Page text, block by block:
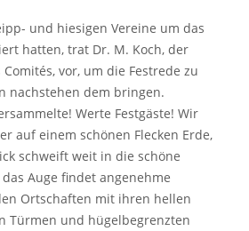
und hiesigen Vereine um das
hatten, trat Dr. M. Koch, der
vor, um die Festrede zu
nachstehen dem bringen.
Werte Festgäste! Wir
auf einem schönen Flecken Erde,
schweift weit in die schöne
Auge findet angenehme
Ortschaften mit ihren hellen
Türmen und hügelbegrenzten